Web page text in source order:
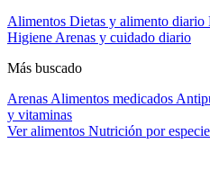
Alimentos Dietas y alimento diario
Higiene Arenas y cuidado diario
Más buscado
Arenas Alimentos medicados
y vitaminas
Ver alimentos Nutrición por